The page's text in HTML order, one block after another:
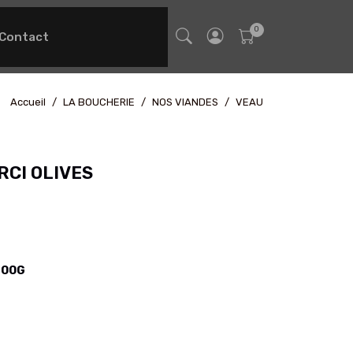
Contact
Accueil LA BOUCHERIE NOS VIANDES VEAU
OLIVES